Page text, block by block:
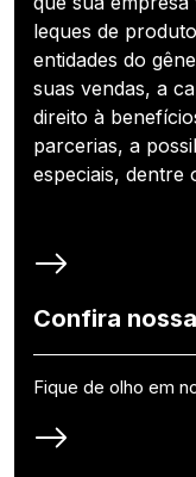
leques de
entidades do
suas vendas, a
direito à
parcerias, a
especiais, dentre
Confira
Fique de olho em